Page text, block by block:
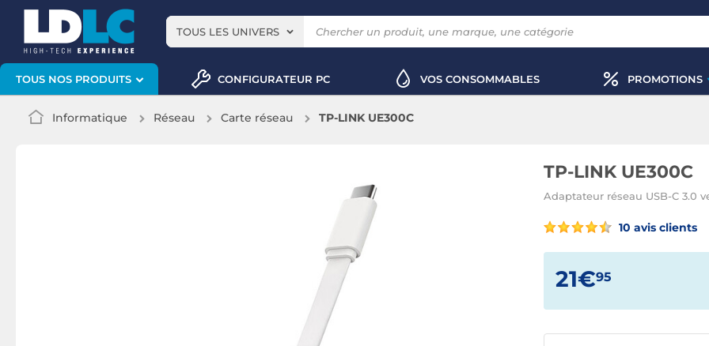
TOUS LES UNIVERS
TOUS NOS PRODUITS CONFIGURATEUR PC VOS CONSOMMABLES PROMOTIONS
Informatique Réseau Carte réseau TP-LINK UE300C
TP-LINK UE300C
Adaptateur réseau USB-C 3.0
10 avis clients
21€95